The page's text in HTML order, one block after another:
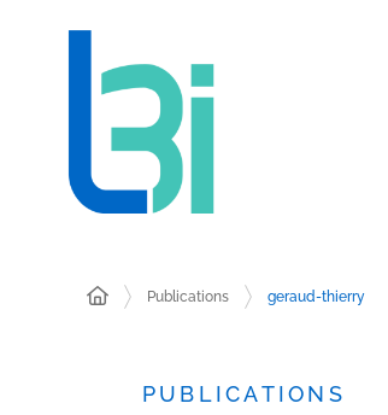
Publications geraud-thierry
PUBLICATIONS